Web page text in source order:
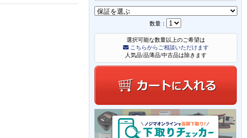
数量：
選択可能な数量以上のご希望は
こちらからご相談いただけます
人気品/品薄品/中古品は除きます